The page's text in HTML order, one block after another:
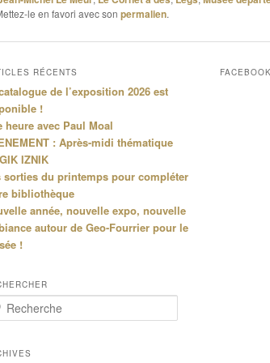
le en favori avec son permalien.
RÉCENTS
de l’exposition 2026 est
!
heure avec Paul Moal
: Après-midi thématique
IZNIK
sorties du printemps pour compléter
bibliothèque
année, nouvelle expo, nouvelle
autour de Geo-Fourrier pour le
!